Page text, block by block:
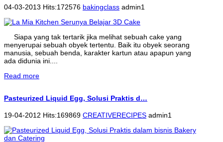
04-03-2013 Hits:172576 bakingclass admin1
Siapa yang tak tertarik jika melihat sebuah cake yang
menyerupai sebuah obyek tertentu. Baik itu obyek seorang
manusia, sebuah benda, karakter kartun atau apapun yang
ada didunia ini....
Read more
Pasteurized Liquid Egg, Solusi Praktis d…
19-04-2012 Hits:169869 CREATIVERECIPES admin1